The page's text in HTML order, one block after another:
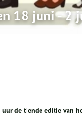
18 juni - 2
de tiende editie van